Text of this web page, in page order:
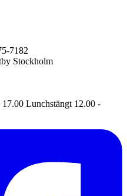
7182
Stockholm
Lunchstängt 12.00 -